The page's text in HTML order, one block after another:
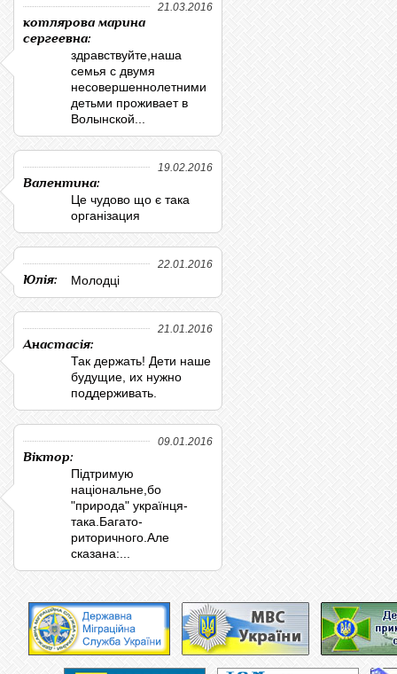
21.03.2016
котлярова марина
сергеевна:
здравствуйте,наша
семья с двумя
несовершеннолетними
детьми проживает в
Волынской...
19.02.2016
Валентина:
Це чудово що є така
організация
22.01.2016
Юлія: Молодці
21.01.2016
Анастасія:
Так держать! Дети наше
будущие, их нужно
поддерживать.
09.01.2016
Віктор:
Підтримую
національне,бо
"природа" українця-
така.Багато-
риторичного.Але
сказана:...